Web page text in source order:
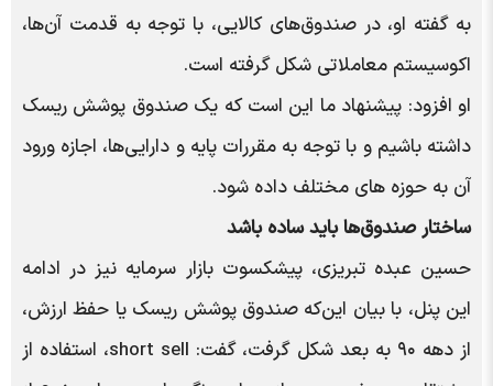
به گفته او، در صندوق‌های کالایی، با توجه به قدمت آن‌ها،
اکوسیستم معاملاتی شکل گرفته‌ است.
او افزود: پیشنهاد ما این است که یک صندوق پوشش ریسک
داشته باشیم و با توجه به مقررات پایه و دارایی‌ها، اجازه ورود
آن به حوزه های مختلف داده شود.
ساختار صندوق‌ها باید ساده باشد
حسین عبده تبریزی، پیشکسوت بازار سرمایه نیز در ادامه
این پنل، با بیان این‌که صندوق پوشش ریسک یا حفظ ارزش،
از دهه ۹۰ به بعد شکل گرفت، گفت: short sell، استفاده از